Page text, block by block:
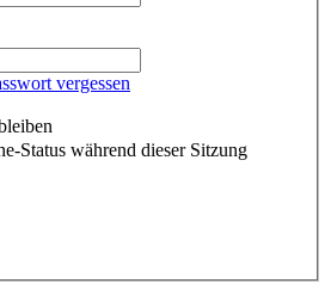
vergessen
Status während dieser Sitzung